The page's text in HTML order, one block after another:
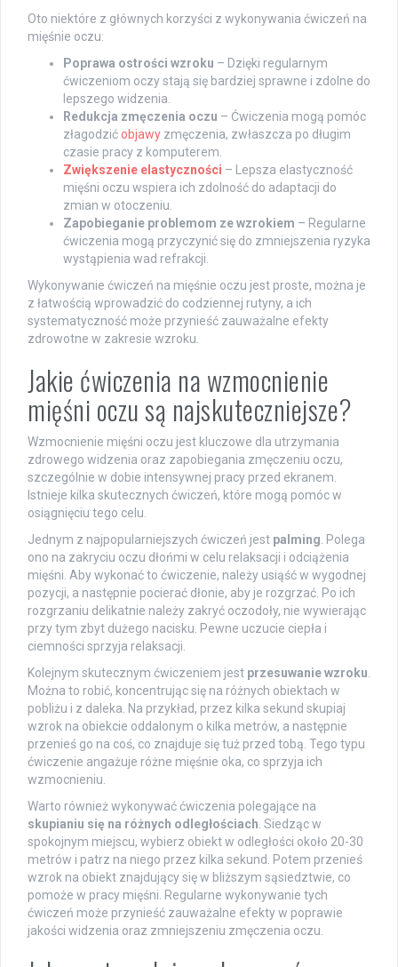
Oto niektóre z głównych korzyści z wykonywania ćwiczeń na
mięśnie oczu:
Poprawa ostrości wzroku – Dzięki regularnym
ćwiczeniom oczy stają się bardziej sprawne i zdolne do
lepszego widzenia.
Redukcja zmęczenia oczu – Ćwiczenia mogą pomóc
złagodzićobjawy zmęczenia, zwłaszcza po długim
czasie pracy z komputerem.
Zwiększenie elastyczności – Lepsza elastyczność
mięśni oczu wspiera ich zdolność do adaptacji do
zmian w otoczeniu.
Zapobieganie problemom ze wzrokiem – Regularne
ćwiczenia mogą przyczynić się do zmniejszenia ryzyka
wystąpienia wad refrakcji.
Wykonywanie ćwiczeń na mięśnie oczu jest proste, można je
z łatwością wprowadzić do codziennej rutyny, a ich
systematyczność może przynieść zauważalne efekty
zdrowotne w zakresie wzroku.
Jakie ćwiczenia na wzmocnienie
mięśni oczu są najskuteczniejsze?
Wzmocnienie mięśni oczu jest kluczowe dla utrzymania
zdrowego widzenia oraz zapobiegania zmęczeniu oczu,
szczególnie w dobie intensywnej pracy przed ekranem.
Istnieje kilka skutecznych ćwiczeń, które mogą pomóc w
osiągnięciu tego celu.
Jednym z najpopularniejszych ćwiczeń jest palming . Polega
ono na zakryciu oczu dłońmi w celu relaksacji i odciążenia
mięśni. Aby wykonać to ćwiczenie, należy usiąść w wygodnej
pozycji, a następnie pocierać dłonie, aby je rozgrzać. Po ich
rozgrzaniu delikatnie należy zakryć oczodoły, nie wywierając
przy tym zbyt dużego nacisku. Pewne uczucie ciepła i
ciemności sprzyja relaksacji.
Kolejnym skutecznym ćwiczeniem jest przesuwanie wzroku
Można to robić, koncentrując się na różnych obiektach w
pobliżu i z daleka. Na przykład, przez kilka sekund skupiaj
wzrok na obiekcie oddalonym o kilka metrów, a następnie
przenieś go na coś, co znajduje się tuż przed tobą. Tego typu
ćwiczenie angażuje różne mięśnie oka, co sprzyja ich
wzmocnieniu.
Warto również wykonywać ćwiczenia polegające na
skupianiu się na różnych odległościach . Siedząc w
spokojnym miejscu, wybierz obiekt w odległości około 20-30
metrów i patrz na niego przez kilka sekund. Potem przenieś
wzrok na obiekt znajdujący się w bliższym sąsiedztwie, co
pomoże w pracy mięśni. Regularne wykonywanie tych
ćwiczeń może przynieść zauważalne efekty w poprawie
jakości widzenia oraz zmniejszeniu zmęczenia oczu.